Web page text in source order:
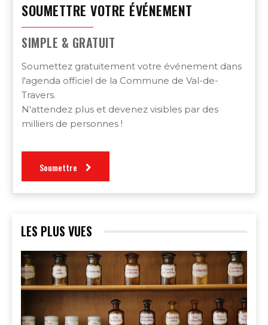
SOUMETTRE VOTRE ÉVÉNEMENT
SIMPLE & GRATUIT
Soumettez gratuitement votre événement dans
l'agenda officiel de la Commune de Val-de-
Travers.
N'attendez plus et devenez visibles par des
milliers de personnes !
Soumettre
LES PLUS VUES